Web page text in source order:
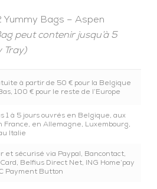
Yummy Bags – Aspen
peut contenir jusqu’à 5
Tray)
à partir de 50 € pour la Belgique
100 € pour le reste de l’Europe
1 à 5 jours ouvrés en Belgique, aux
France, en Allemagne, Luxembourg,
Italie
et sécurisé via Paypal, Bancontact,
Belfius Direct Net, ING Home’pay
Payment Button